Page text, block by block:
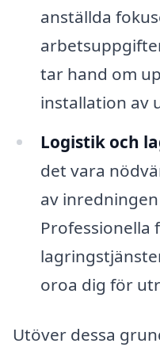
anställda
tar hand om
installation av
Logistik och
det vara
av
Professionella
oroa dig för
Utöver dessa